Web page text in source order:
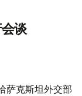
谈
萨克斯坦外交部